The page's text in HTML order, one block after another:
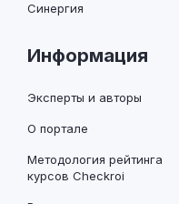
Синергия
Информация
Эксперты и авторы
О портале
Методология рейтинга
курсов Checkroi